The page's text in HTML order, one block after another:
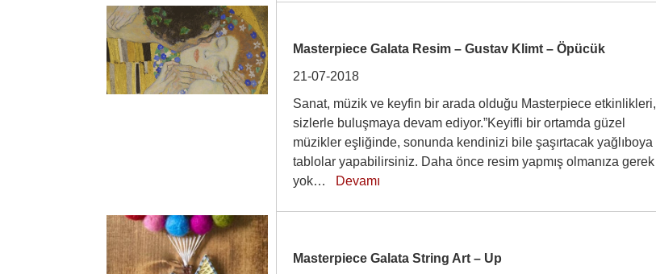
Masterpiece Galata Resim – Gustav Klimt – Öpücük
21-07-2018
Sanat, müzik ve keyfin bir arada olduğu Masterpiece etkinlikleri,
sizlerle buluşmaya devam ediyor.”Keyifli bir ortamda güzel
müzikler eşliğinde, sonunda kendinizi bile şaşırtacak yağlıboya
tablolar yapabilirsiniz. Daha önce resim yapmış olmanıza gerek
yok…
Devamı
Masterpiece Galata String Art – Up